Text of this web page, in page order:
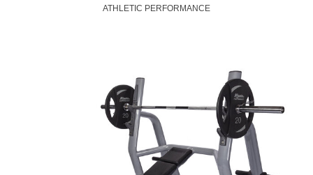
ATHLETIC PERFORMANCE